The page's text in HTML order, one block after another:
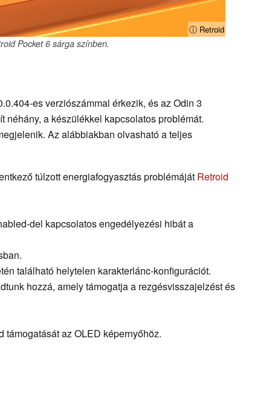
ⓘ Retroid
Pocket 6 sárga színben.
es verziószámmal érkezik, és az Odin 3
néhány, a készülékkel kapcsolatos problémát.
Az alábbiakban olvasható a teljes
túlzott energiafogyasztás problémáját Retroid
del kapcsolatos engedélyezési hibát a
található helytelen karakterlánc-konfigurációt.
hozzá, amely támogatja a rezgésvisszajelzést és
támogatását az OLED képernyőhöz.